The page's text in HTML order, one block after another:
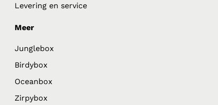
Levering en service
Meer
Junglebox
Birdybox
Oceanbox
Zirpybox